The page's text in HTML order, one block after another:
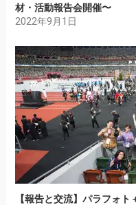
材・活動報告会開催〜
2022年9月1日
【報告と交流】パラフォト